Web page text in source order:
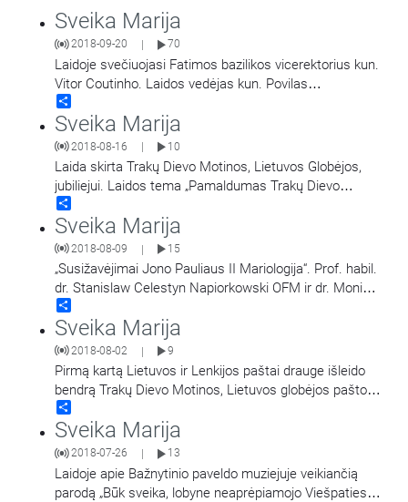
Sveika Marija
2018-09-20 70
Laidoje svečiuojasi Fatimos bazilikos vicerektorius kun.
Vitor Coutinho. Laidos vedėjas kun. Povilas
Narijauskas.
Sveika Marija
2018-08-16 10
Laida skirta Trakų Dievo Motinos, Lietuvos Globėjos,
jubiliejui. Laidos tema „Pamaldumas Trakų Dievo
Motinai“.
Sveika Marija
2018-08-09 | 15
„Susižavėjimai Jono Pauliaus II Mariologija“. Prof. habil.
dr. Stanislaw Celestyn Napiorkowski OFM ir dr. Monika
Walus. Įrašas iš Trakuose vykusio
Sveika Marija
2018-08-02 | 9
Pirmą kartą Lietuvos ir Lenkijos paštai drauge išleido
bendrą Trakų Dievo Motinos, Lietuvos globėjos pašto
ženklą. Kviečiame pasiklausyti šio ženklo
Sveika Marija
2018-07-26 13
Laidoje apie Bažnytinio paveldo muziejuje veikiančią
parodą „Būk sveika, lobyne neaprėpiamojo Viešpaties!